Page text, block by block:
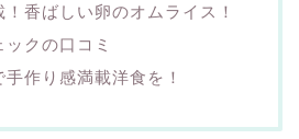
香ばしい卵のオムライス！
クの口コミ
作り感満載洋食を！